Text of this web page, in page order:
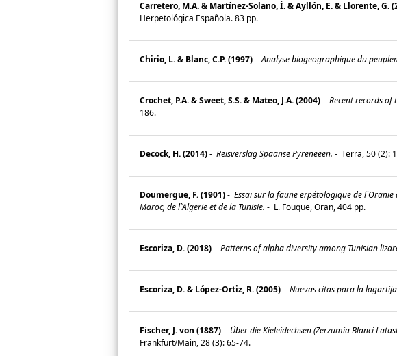
Carretero, M.A. & Martínez-Solano, Í. & Ayllón, E. & Llorente, G.
Herpetológica Española. 83 pp.
Chirio, L. & Blanc, C.P. (1997)- Analyse biogeographique du
Crochet, P.A. & Sweet, S.S. & Mateo, J.A. (2004)- Recent records of
186.
Decock, H. (2014)- Reisverslag Spaanse Pyreneeën. - Terra, 50 (2):
Doumergue, F. (1901)- Essai sur la faune erpétologique de
Maroc, de l`Algerie et de la Tunisie. - L. Fouque, Oran, 404 pp.
Escoriza, D. (2018)- Patterns of alpha diversity among Tunisian
Escoriza, D. & López-Ortiz, R. (2005)- Nuevas citas para la
Fischer, J. von (1887)- Über die Kieleidechsen (Zerzumia Blanci
Frankfurt/Main, 28 (3): 65-74.